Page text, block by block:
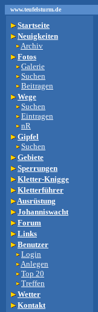
www.teufelsturm.de
Startseite
Neuigkeiten
Archiv
Fotos
Galerie
Suchen
Beitragen
Wege
Suchen
Eintragen
nR
Gipfel
Suchen
Gebiete
Sperrungen
Kletter-Knigge
Kletterführer
Ausrüstung
Johanniswacht
Forum
Links
Benutzer
Login
Anlegen
Top 20
Treffen
Wetter
Kontakt